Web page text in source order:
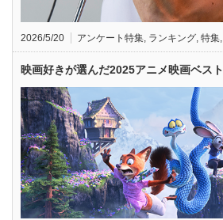
2026/5/20 アンケート特集, ランキング, 特集,
映画好きが選んだ2025アニメ映画ベスト